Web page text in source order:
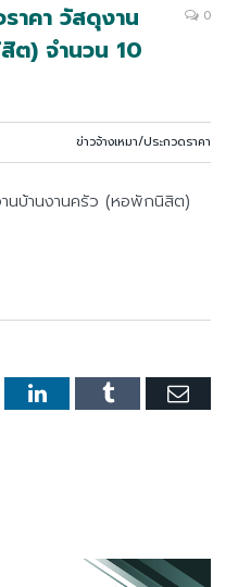
าคา วัสดุงาน
ต) จำนวน 10
0
ข่าวจ้างเหมา/ประกวดราคา
านบ้านงานครัว (หอพักนิสิต)
LinkedInTumblr